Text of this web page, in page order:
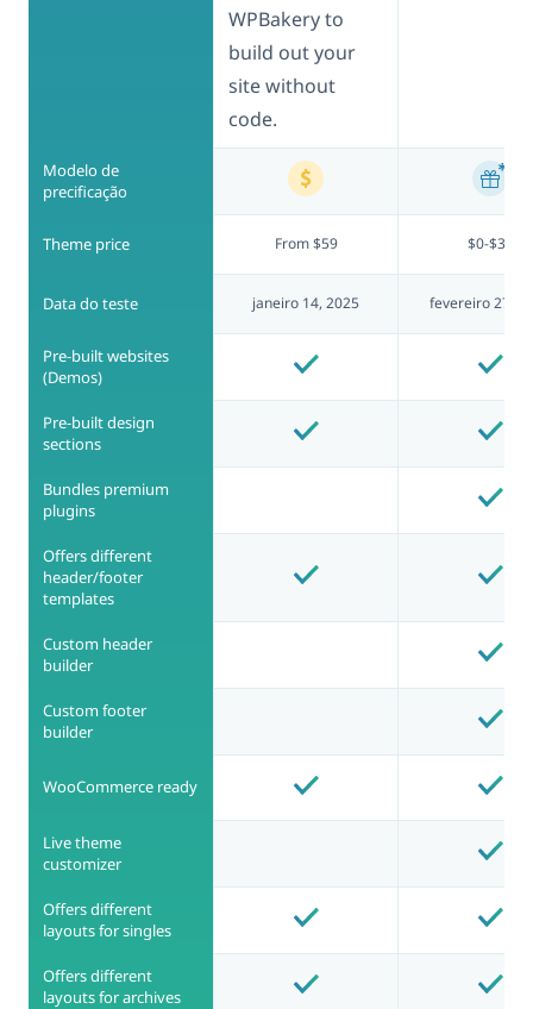
WPBakery to
build out your
site without
code.
Modelo de
precificação
Theme price From $59 $0-$39
Data do teste janeiro 14, 2025 fevereiro 27,
Pre-built websites
(Demos)
Pre-built design
sections
Bundles premium
plugins
Offers different
header/footer
templates
Custom header
builder
Custom footer
builder
WooCommerce ready
Live theme
customizer
Offers different
layouts for singles
Offers different
layouts for archives